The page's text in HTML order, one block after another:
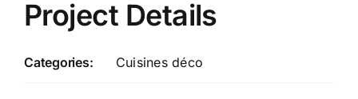
Project Details
Categories: Cuisines déco